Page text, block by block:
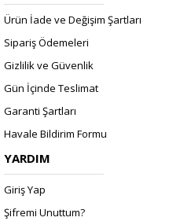
Ürün İade ve Değişim Şartları
Sipariş Ödemeleri
Gizlilik ve Güvenlik
Gün İçinde Teslimat
Garanti Şartları
Havale Bildirim Formu
YARDIM
Giriş Yap
Şifremi Unuttum?